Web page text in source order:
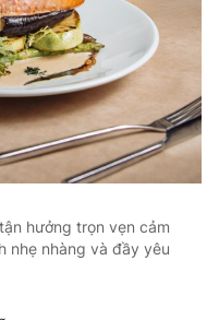
hưởng trọn vẹn cảm
nhẹ nhàng và đầy yêu